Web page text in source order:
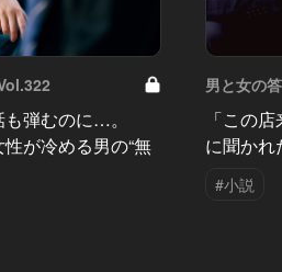
弾むのに…。
が冷める男の“無
男と女の
「この
に聞か
#小説